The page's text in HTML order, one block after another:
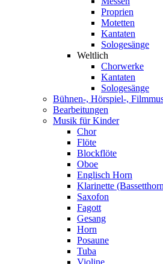
Proprien
Motetten
Kantaten
Sologesänge
Weltlich
Chorwerke
Kantaten
Sologesänge
Bühnen-, Hörspiel-,
Bearbeitungen
Musik für Kinder
Chor
Flöte
Blockflöte
Oboe
Englisch Horn
Klarinette
Saxofon
Fagott
Gesang
Horn
Posaune
Tuba
Violine